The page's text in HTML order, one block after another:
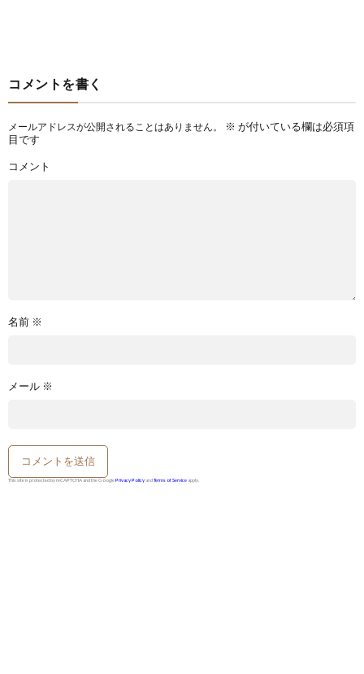
コメントを書く
メールアドレスが公開されることはありません。 ※ が付いている欄は必須項
目です
コメント
名前 ※
メール ※
This site is protected by reCAPTCHA and the GooglePrivacy Policy andTerms of Service apply.